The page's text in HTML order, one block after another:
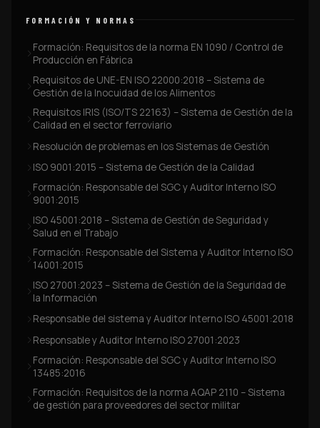
FORMACIÓN Y NORMAS
Formación: Requisitos de la norma EN 1090 / Control de
Producción en Fábrica
Requisitos de UNE-EN ISO 22000:2018 – Sistema de
Gestión de la Inocuidad de los Alimentos
Requisitos IRIS (ISO/TS 22163) – Sistema de Gestión de la
Calidad en el sector ferroviario
Resolución de problemas en los Sistemas de Gestión
ISO 9001:2015 – Sistema de Gestión de la Calidad
Formación: Responsable del SGC y Auditor Interno ISO
9001:2015
ISO 45001:2018 – Sistema de Gestión de Seguridad y
Salud en el Trabajo
Formación: Responsable del Sistema y Auditor Interno ISO
14001:2015
ISO 27001:2023 – Sistema de Gestión de la Seguridad de
la Información
Responsable del sistema y Auditor Interno ISO 45001:2018
Responsable y Auditor Interno ISO 27001:2023
Formación: Responsable del SGC y Auditor Interno ISO
13485:2016
Formación: Requisitos de la norma AQAP 2110 – Sistema
de gestión para proveedores del sector militar